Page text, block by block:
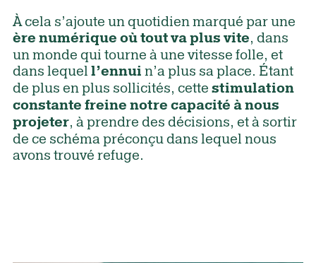
À cela s’ajoute un quotidien marqué par une
ère numérique où tout va plus vite, dans
un monde qui tourne à une vitesse folle, et
dans lequel l’ennui n’a plus sa place. Étant
de plus en plus sollicités, cette stimulation
constante freine notre capacité à nous
projeter, à prendre des décisions, et à sortir
de ce schéma préconçu dans lequel nous
avons trouvé refuge.